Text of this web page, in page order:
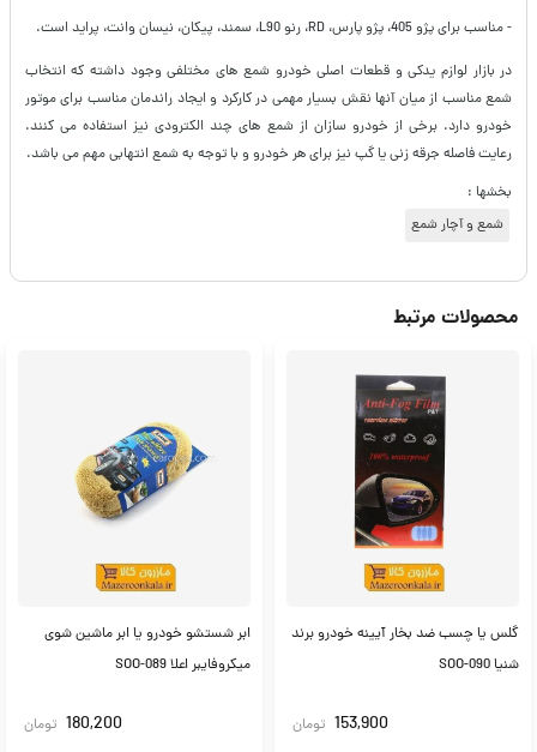
- مناسب برای پژو 405، پژو پارس، RD، رنو L90، سمند، پیکان، نیسان وانت، پراید است.
در بازار لوازم یدکی و قطعات اصلی خودرو شمع های مختلفی وجود داشته که انتخاب
شمع مناسب از میان آنها نقش بسیار مهمی در کارکرد و ایجاد راندمان مناسب برای موتور
خودرو دارد. برخی از خودرو سازان از شمع های چند الکترودی نیز استفاده می کنند.
رعایت فاصله جرقه زنی یا گپ نیز برای هر خودرو و با توجه به شمع انتهابی مهم می باشد.
بخشها :
شمع و آچار شمع
محصولات مرتبط
گلس یا چسب ضد بخار آیینه خودرو برند
شنیا SOO-090
153,900 تومان
ابر شستشو خودرو یا ابر ماشین شوی
میکروفایبر اعلا SOO-089
180,200 تومان